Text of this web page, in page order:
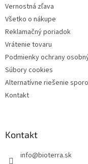
Vernostná zľava
Všetko o nákupe
Reklamačný poriadok
Vrátenie tovaru
Podmienky ochrany
Súbory cookies
Alternatívne riešenie
Kontakt
Kontakt
info@bioterra.sk